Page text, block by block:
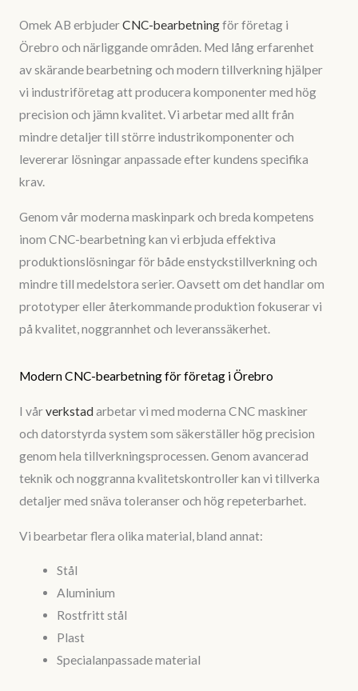
Omek AB erbjuderCNC-bearbetningför företag i
Örebro och närliggande områden. Med lång erfarenhet
av skärande bearbetning och modern tillverkning hjälper
vi industriföretag att producera komponenter med hög
precision och jämn kvalitet. Vi arbetar med allt från
mindre detaljer till större industrikomponenter och
levererar lösningar anpassade efter kundens specifika
krav.
Genom vår moderna maskinpark och breda kompetens
inom CNC-bearbetning kan vi erbjuda effektiva
produktionslösningar för både enstyckstillverkning och
mindre till medelstora serier. Oavsett om det handlar om
prototyper eller återkommande produktion fokuserar vi
på kvalitet, noggrannhet och leveranssäkerhet.
Modern CNC-bearbetning för företag i Örebro
I vårverkstad arbetar vi med moderna CNC maskiner
och datorstyrda system som säkerställer hög precision
genom hela tillverkningsprocessen. Genom avancerad
teknik och noggranna kvalitetskontroller kan vi tillverka
detaljer med snäva toleranser och hög repeterbarhet.
Vi bearbetar flera olika material, bland annat:
Stål
Aluminium
Rostfritt stål
Plast
Specialanpassade material